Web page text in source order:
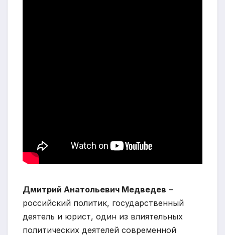
Дмитрий Анатольевич Медведев –
российский политик, государственный
деятель и юрист, один из влиятельных
политических деятелей современной